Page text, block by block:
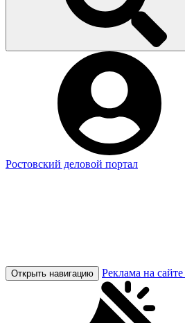
Ростовский деловой портал
Открыть навигацию Реклама на сайте